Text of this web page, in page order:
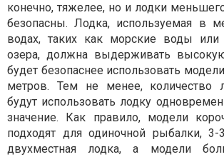
конечно, тяжелее, но и лодки
безопасны. Лодка, используемая в
водах, таких как морские воды
озера, должна выдерживать
будет безопаснее использовать
метров. Тем не менее, количество
будут использовать лодку
значение. Как правило, модели
подходят для одиночной рыбалки,
двухместная лодка, а модели